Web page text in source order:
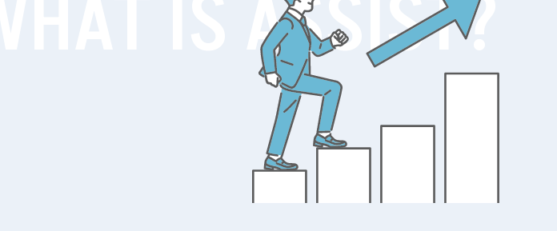
WHAT IS ASSIST?